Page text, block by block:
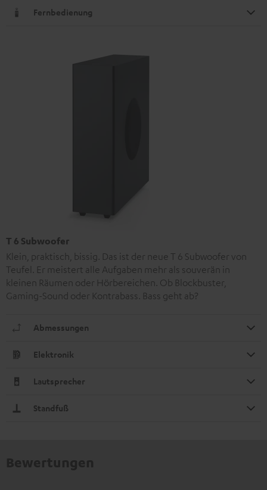
Fernbedienung
T 6 Subwoofer
Klein, praktisch, bissig. Das ist der neue T 6 Subwoofer von
Teufel. Er meistert alle Aufgaben mehr als souverän in
kleinen Räumen oder Hörbereichen. Ob Blockbuster,
Gaming-Sound oder Kontrabass. Bass geht ab?
Abmessungen
Elektronik
Lautsprecher
Standfuß